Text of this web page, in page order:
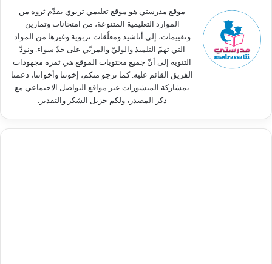
موقع مدرستي هو موقع تعليمي تربوي يقدّم ثروة من
الموارد التعليمية المتنوعة، من امتحانات وتمارين
وتقييمات، إلى أناشيد ومعلّقات تربوية وغيرها من المواد
التي تهمّ التلميذ والوليّ والمربّي على حدّ سواء. ونودّ
التنويه إلى أنّ جميع محتويات الموقع هي ثمرة مجهودات
الفريق القائم عليه. كما نرجو منكم، إخوتنا وأخواتنا، دعمنا
بمشاركة المنشورات عبر مواقع التواصل الاجتماعي مع
ذكر المصدر، ولكم جزيل الشكر والتقدير.